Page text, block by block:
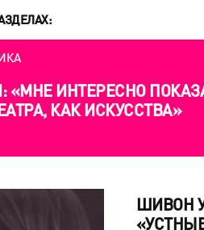
«МНЕ ИНТЕРЕСНО
КАК ИСКУССТВА»
ШИВОН